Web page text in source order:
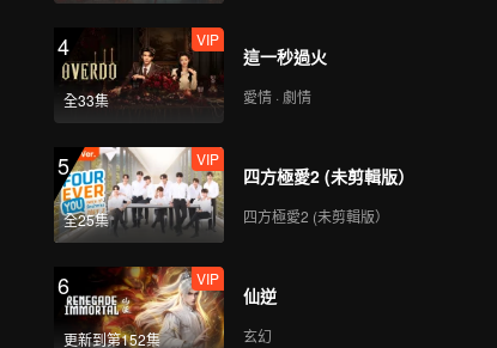
4
全33集
VIP
這一秒過火
愛情 · 劇情
5
全25集
VIP
四方極愛2 (未剪輯版）
四方極愛2 (未剪輯版）
6
更新到第152集
VIP
仙逆
玄幻